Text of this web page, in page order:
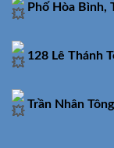
Phố Hòa Bình,
128 Lê Thánh
Trần Nhân